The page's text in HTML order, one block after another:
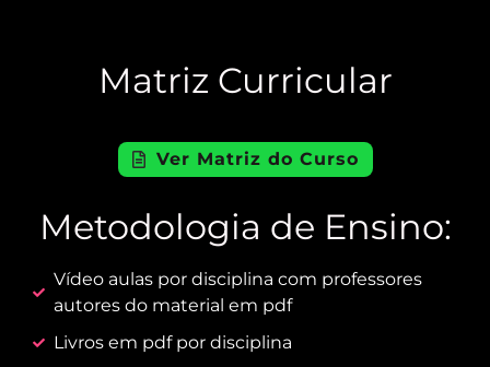
Matriz Curricular
Ver Matriz do Curso
Metodologia de Ensino:
Vídeo aulas por disciplina com professores
autores do material em pdf
Livros em pdf por disciplina